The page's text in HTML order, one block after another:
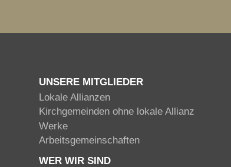
UNSERE MITGLIEDER
Lokale Allianzen
Kirchgemeinden ohne lokale Allianz
Werke
Arbeitsgemeinschaften
WER WIR SIND